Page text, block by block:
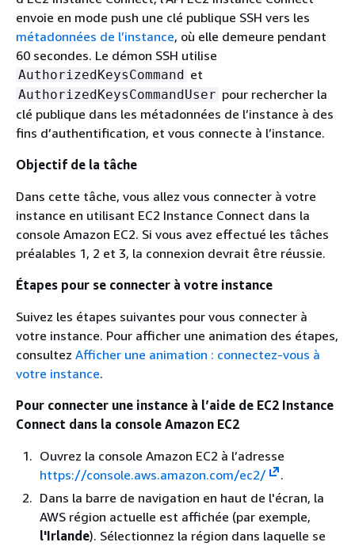
envoie en mode push une clé publique SSH vers les
métadonnées de l’instance, où elle demeure pendant
60 secondes. Le démon SSH utilise
AuthorizedKeysCommand et
AuthorizedKeysCommandUser pour rechercher la
clé publique dans les métadonnées de l’instance à des
fins d’authentification, et vous connecte à l’instance.
Objectif de la tâche
Dans cette tâche, vous allez vous connecter à votre
instance en utilisant EC2 Instance Connect dans la
console Amazon EC2. Si vous avez effectué les tâches
préalables 1, 2 et 3, la connexion devrait être réussie.
Étapes pour se connecter à votre instance
Suivez les étapes suivantes pour vous connecter à
votre instance. Pour afficher une animation des étapes,
consultez Afficher une animation : connectez-vous à
votre instance.
Pour connecter une instance à l’aide de EC2 Instance
Connect dans la console Amazon EC2
Ouvrez la console Amazon EC2 à l’adresse
https://console.aws.amazon.com/ec2/
.
Dans la barre de navigation en haut de l'écran, la
AWS région actuelle est affichée (par exemple,
l'Irlande). Sélectionnez la région dans laquelle se